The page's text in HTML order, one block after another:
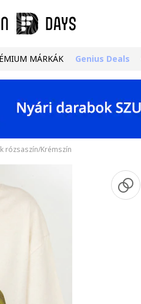
MÁRKÁK Genius Deals
rózsaszín/Krémszín